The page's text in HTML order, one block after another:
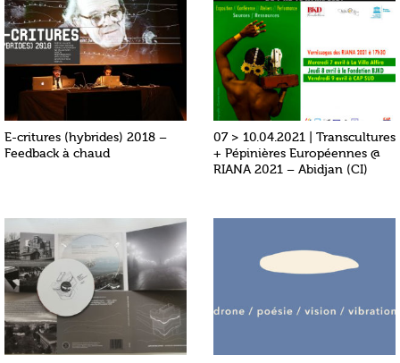
E-critures (hybrides) 2018 –
Feedback à chaud
07 > 10.04.2021 | Transcultures
+ Pépinières Européennes @
RIANA 2021 – Abidjan (CI)